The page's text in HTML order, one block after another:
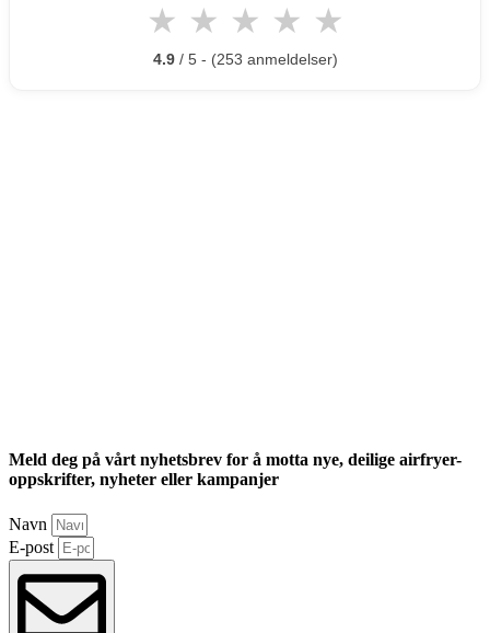
★ ★ ★ ★ ★
4.9/ 5 - (253 anmeldelser)
Meld deg på vårt nyhetsbrev for å motta nye, deilige airfryer-
oppskrifter, nyheter eller kampanjer
Navn
E-post